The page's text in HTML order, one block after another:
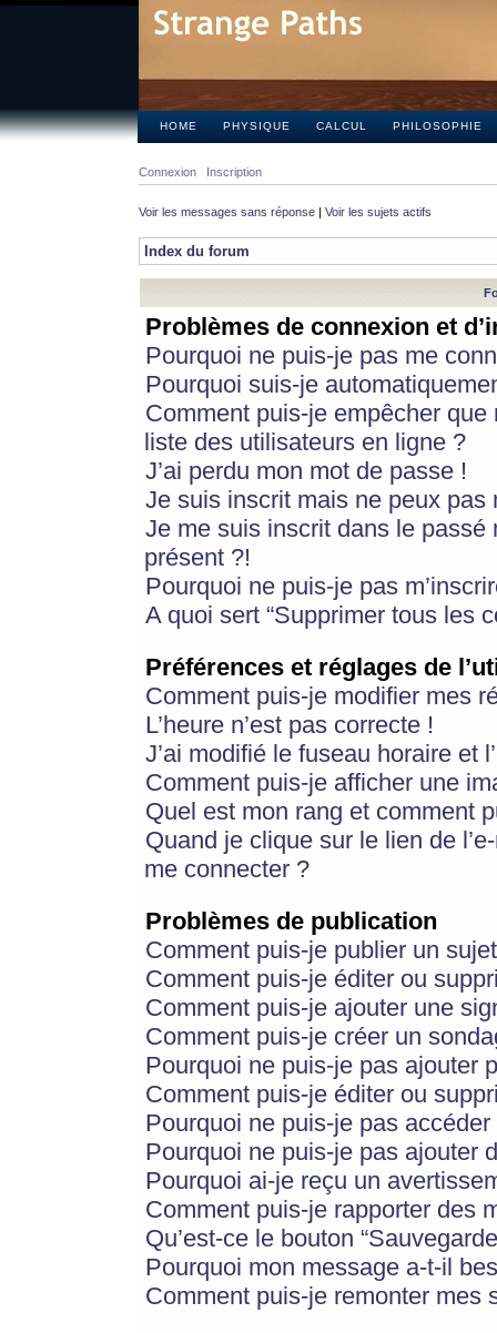
HOME PHYSIQUE CALCUL PHILOSOPHIE
Connexion Inscription
Voir les messages sans réponse | Voir les sujets actifs
Index du forum
Problèmes de connexion et
Pourquoi ne puis-je pas me
Pourquoi suis-je
Comment puis-je empêcher
liste des utilisateurs en ligne ?
J’ai perdu mon mot de passe !
Je suis inscrit mais ne peux pas
Je me suis inscrit dans le
présent ?!
Pourquoi ne puis-je pas
A quoi sert “Supprimer tous les
Préférences et réglages de
Comment puis-je modifier mes
L’heure n’est pas correcte !
J’ai modifié le fuseau horaire et
Comment puis-je afficher une
Quel est mon rang et comment
Quand je clique sur le lien de
me connecter ?
Problèmes de publication
Comment puis-je publier un
Comment puis-je éditer ou
Comment puis-je ajouter une
Comment puis-je créer un
Pourquoi ne puis-je pas ajouter
Comment puis-je éditer ou
Pourquoi ne puis-je pas
Pourquoi ne puis-je pas ajouter
Pourquoi ai-je reçu un
Comment puis-je rapporter des
Qu’est-ce le bouton
Pourquoi mon message a-t-il
Comment puis-je remonter mes